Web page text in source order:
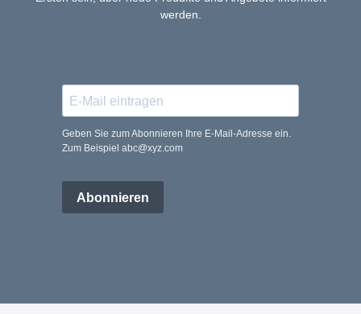
werden.
Geben Sie zum Abonnieren Ihre E-Mail-Adresse ein.
Zum Beispiel abc@xyz.com
Abonnieren